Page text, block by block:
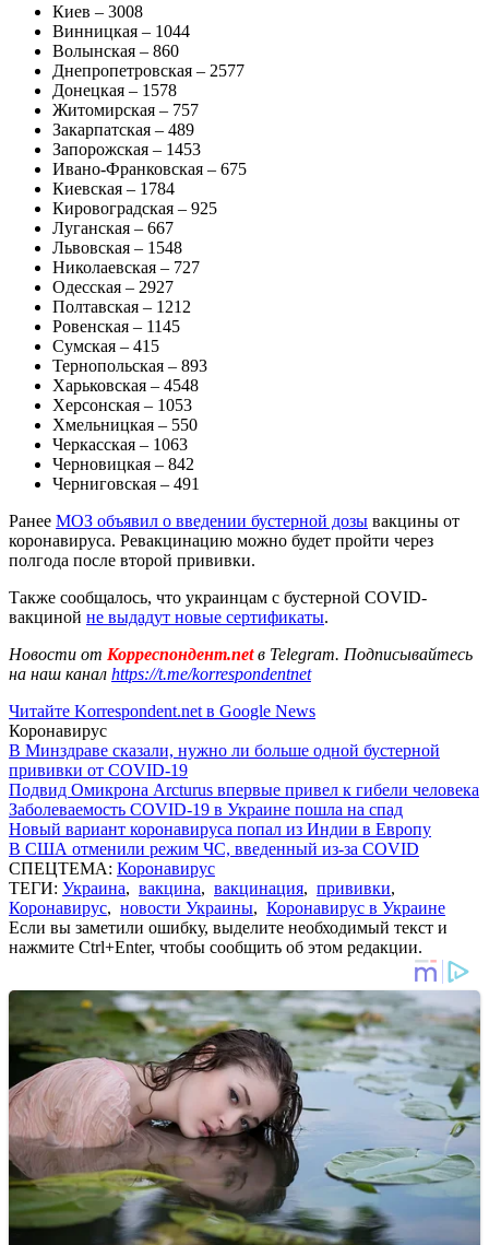
Киев – 3008
Винницкая – 1044
Волынская – 860
Днепропетровская – 2577
Донецкая – 1578
Житомирская – 757
Закарпатская – 489
Запорожская – 1453
Ивано-Франковская – 675
Киевская – 1784
Кировоградская – 925
Луганская – 667
Львовская – 1548
Николаевская – 727
Одесская – 2927
Полтавская – 1212
Ровенская – 1145
Сумская – 415
Тернопольская – 893
Харьковская – 4548
Херсонская – 1053
Хмельницкая – 550
Черкасская – 1063
Черновицкая – 842
Черниговская – 491
Ранее МОЗ объявил о введении бустерной дозы вакцины от
коронавируса. Ревакцинацию можно будет пройти через
полгода после второй прививки.
Также сообщалось, что украинцам с бустерной COVID-
вакциной не выдадут новые сертификаты.
Новости от Корреспондент.netв Telegram. Подписывайтесь
на наш канал https://t.me/korrespondentnet
Читайте Korrespondent.net в Google News
Коронавирус
В Минздраве сказали, нужно ли больше одной бустерной
прививки от COVID-19
Подвид Омикрона Arcturus впервые привел к гибели человека
Заболеваемость COVID-19 в Украине пошла на спад
Новый вариант коронавируса попал из Индии в Европу
В США отменили режим ЧС, введенный из-за COVID
СПЕЦТЕМА: Коронавирус
ТЕГИ: Украина, вакцина, вакцинация, прививки,
Коронавирус, новости Украины, Коронавирус в Украине
Если вы заметили ошибку, выделите необходимый текст и
нажмите Ctrl+Enter, чтобы сообщить об этом редакции.